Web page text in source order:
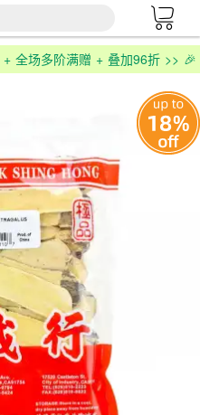
全场多阶满赠 + 叠加96折 >> 🎉